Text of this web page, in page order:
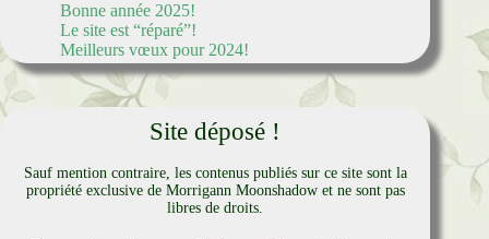
Bonne année 2025!
Le site est “réparé”!
Meilleurs vœux pour 2024!
Site déposé !
Sauf mention contraire, les contenus publiés sur ce site sont la
propriété exclusive de Morrigann Moonshadow et ne sont pas
libres de droits.